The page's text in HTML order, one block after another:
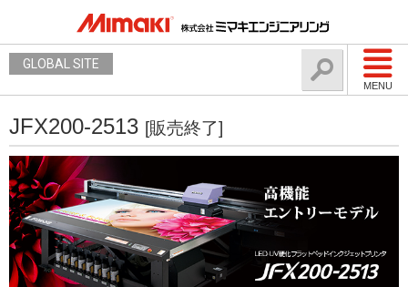
MENU
GLOBAL SITE
JFX200-2513 [販売終了]